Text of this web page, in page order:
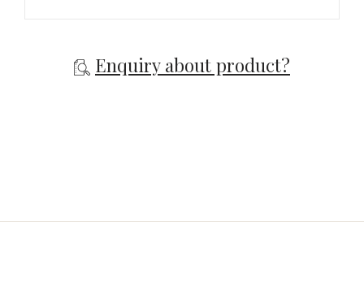
Enquiry about product?